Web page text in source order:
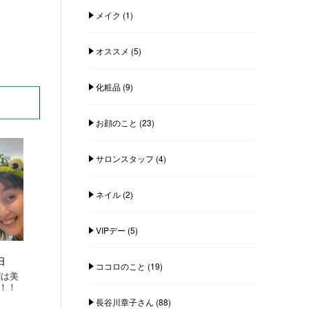
美
！
メイク (1)
オススメ (5)
化粧品(9)
お顔のこと (23)
サロンスタッフ (4)
ネイル(2)
VIPデー (5)
ココロのこと (19)
長谷川章子さん (88)